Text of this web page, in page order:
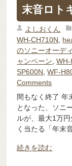
末音ロト
よしおくん
WH-CH710N
のソニーオーデ
ャンペーン ,WH-
SP600N ,WF-
Comments
間もなく終了 年
となった、ソニ
ルが、最大1万
く当たる「年末
続きを読む